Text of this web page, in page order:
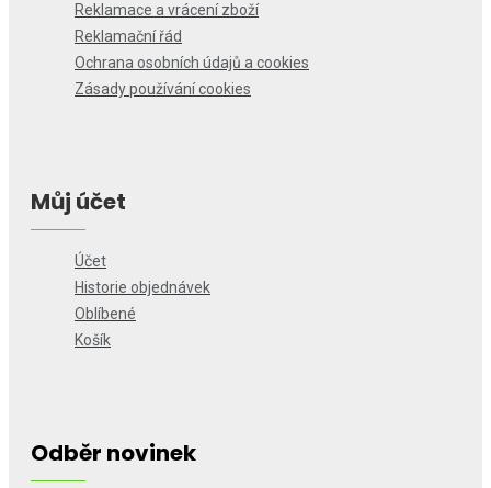
Reklamace a vrácení zboží
Reklamační řád
Ochrana osobních údajů a cookies
Zásady používání cookies
Můj účet
Účet
Historie objednávek
Oblíbené
Košík
Odběr novinek